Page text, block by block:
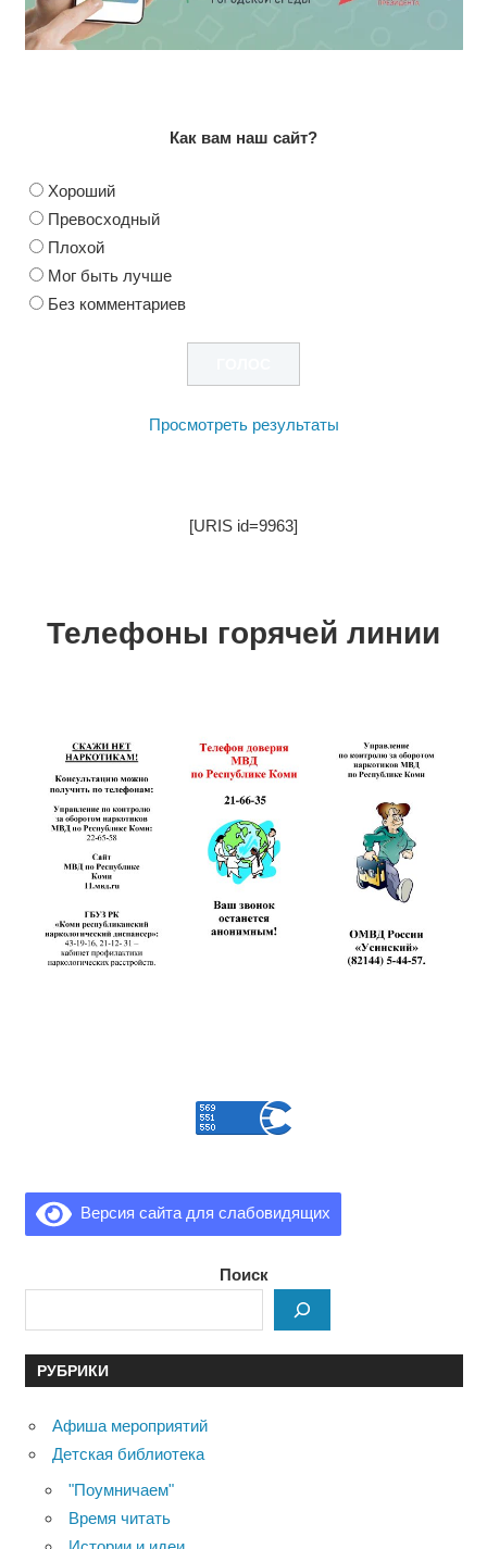
Как вам наш сайт?
Хороший
Превосходный
Плохой
Мог быть лучше
Без комментариев
Просмотреть результаты
[URIS id=9963]
Телефоны горячей линии
Версия сайта для слабовидящих
Поиск
РУБРИКИ
Афиша мероприятий
Детская библиотека
"Поумничаем"
Время читать